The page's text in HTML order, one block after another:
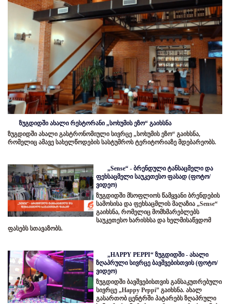
ზუგდიდში ახალი რესტორანი „სოხუმის ეზო“ გაიხსნა
ზუგდიდში ახალი გასტრონომიული სივრცე „სოხუმის ეზო“ გაიხსნა,
რომელიც ამავე სახელწოდების სასტუმროს ტერიტორიაზე მდებარეობს.
„Sense“ - ბრენდული ტანსაცმელი და
ფეხსაცმელი საუკეთესო ფასად (ფოტო/
ვიდეო)
ზუგდიდში მსოფლიოს წამყვანი ბრენდების
სამოსისა და ფეხსაცმლის მაღაზია „Sense“
გაიხსნა, რომელიც მომხმარებლებს
საუკეთესო ხარისხსა და ხელმისაწვდომ
ფასებს სთავაზობს.
„HAPPY PEPPI“ ზუგდიდში - ახალი
ზღაპრული სივრცე ბავშვებისთვის (ფოტო/
ვიდეო)
ზუგდიდში ბავშვებისთვის განსაკუთრებული
სივრცე „Happy Peppi” გაიხსნა. ახალ
გასართობ ცენტრში პატარებს ზღაპრული